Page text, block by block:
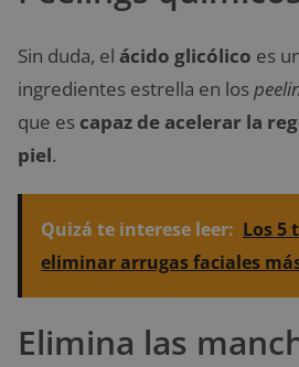
Sin duda, el ácido glicólico es
ingredientes estrella en los
que es capaz de acelerar la
piel.
Quizá te interese leer: Los 5
eliminar arrugas faciales
Elimina las